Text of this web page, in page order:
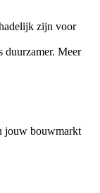
zijn voor
duurzamer. Meer
jouw bouwmarkt